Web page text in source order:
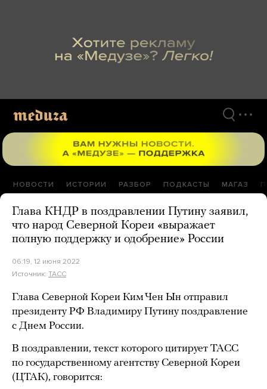
НОВОСТИ ИСТОРИИ РАЗБОР ПОДКАСТЫ МАГАЗ
Глава КНДР в поздравлении Путину заявил,
что народ Северной Кореи «выражает
полную поддержку и одобрение» России
06:19, 12 июня 2022
Источник: ТАСС
Глава Северной Кореи Ким Чен Ын отправил
президенту РФ Владимиру Путину поздравление
с Днем России.
В поздравлении, текст которого цитирует ТАСС
по государственному агентству Северной Кореи
(ЦТАК), говорится: